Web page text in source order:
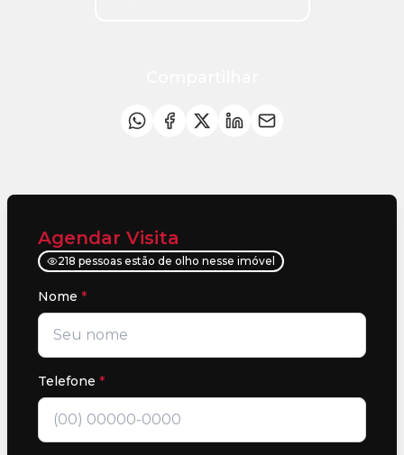
Agendar Visita
218 pessoas estão de olho nesse imóvel
Nome *
Telefone *